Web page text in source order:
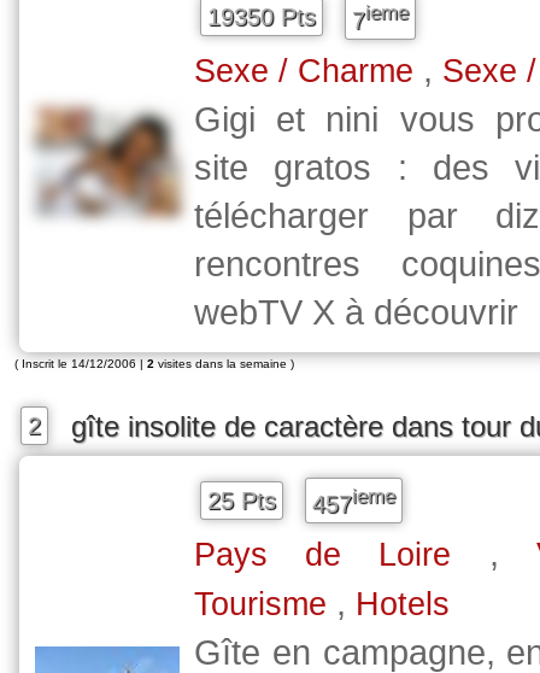
19350 Pts 7ieme
Sexe / Charme , Sexe
Gigi et nini vous
site gratos : des
télécharger par
rencontres
webTV X à découvrir
( Inscrit le 14/12/2006 | 2 visites dans la semaine )
2 gîte insolite de caractère dans tour
25 Pts 457ieme
Pays de Loire ,
Tourisme , Hotels
Gîte en campagne,